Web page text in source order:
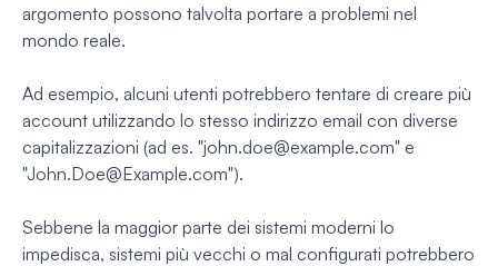
argomento possono talvolta portare a problemi nel
mondo reale.
Ad esempio, alcuni utenti potrebbero tentare di creare più
account utilizzando lo stesso indirizzo email con diverse
capitalizzazioni (ad es. "john.doe@example.com" e
"John.Doe@Example.com").
Sebbene la maggior parte dei sistemi moderni lo
impedisca, sistemi più vecchi o mal configurati potrebbero